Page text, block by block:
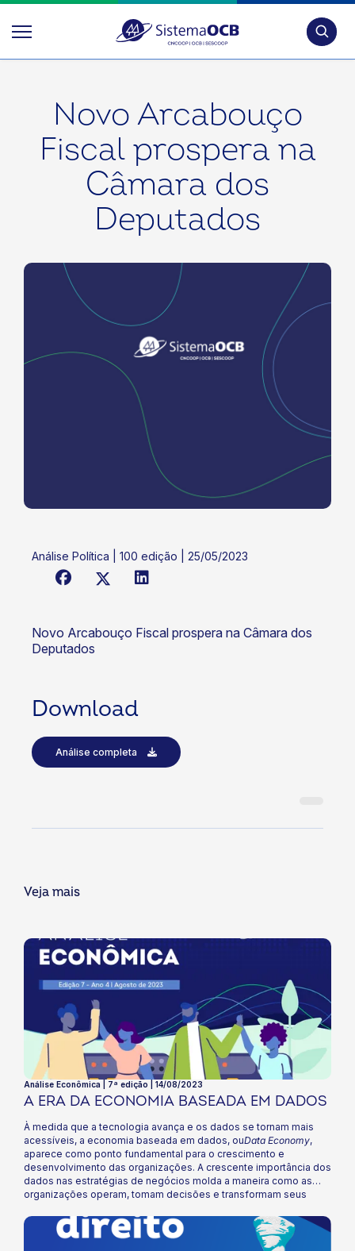
Novo Arcabouço
Fiscal prospera na
Câmara dos
Deputados
Análise Política | 100 edição | 25/05/2023
Novo Arcabouço Fiscal prospera na Câmara dos
Deputados
Download
Análise completa
Veja mais
Análise Econômica | 7ª edição | 14/08/2023
A ERA DA ECONOMIA BASEADA EM DADOS
À medida que a tecnologia avança e os dados se tornam mais
acessíveis, a economia baseada em dados, ouData Economy,
aparece como ponto fundamental para o crescimento e
desenvolvimento das organizações. A crescente importância dos
dados nas estratégias de negócios molda a maneira como as
organizações operam, tomam decisões e transformam seus
baseada em dados oferece oportunidades únicas, direcionando
programas personalizados para as cooperativas conforme suas
necessidades, otimizando operações, reduzindo custos,